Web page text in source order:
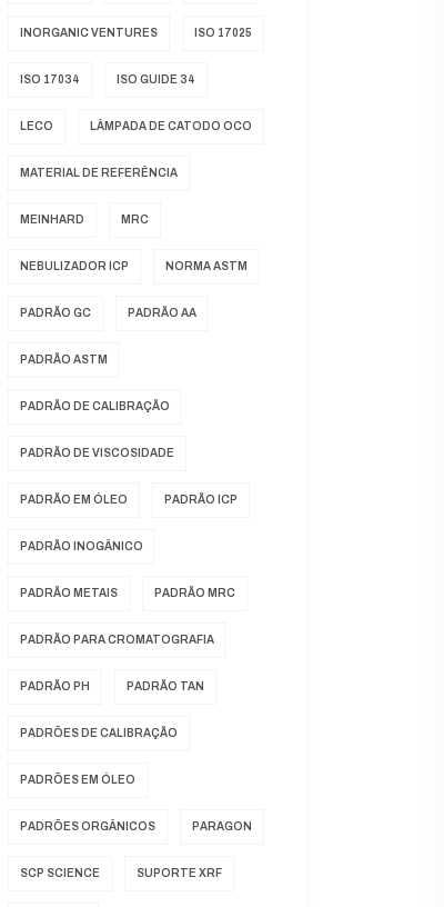
INORGANIC VENTURES ISO 17025
ISO 17034 ISO GUIDE 34
LECO LÂMPADA DE CATODO OCO
MATERIAL DE REFERÊNCIA
MEINHARD MRC
NEBULIZADOR ICP NORMA ASTM
PADRÃO GC PADRÃO AA
PADRÃO ASTM
PADRÃO DE CALIBRAÇÃO
PADRÃO DE VISCOSIDADE
PADRÃO EM ÓLEO PADRÃO ICP
PADRÃO INOGÂNICO
PADRÃO METAIS PADRÃO MRC
PADRÃO PARA CROMATOGRAFIA
PADRÃO PH PADRÃO TAN
PADRÕES DE CALIBRAÇÃO
PADRÕES EM ÓLEO
PADRÕES ORGÂNICOS PARAGON
SCP SCIENCE SUPORTE XRF